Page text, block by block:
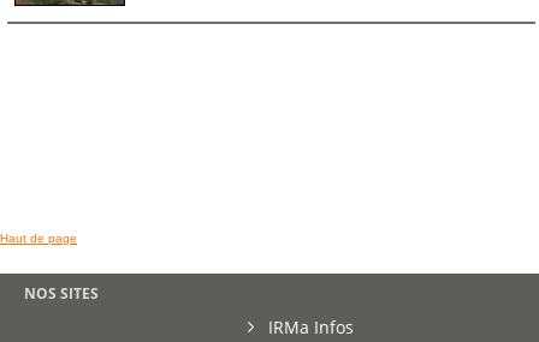
Haut de page
NOS SITES
IRMa Infos